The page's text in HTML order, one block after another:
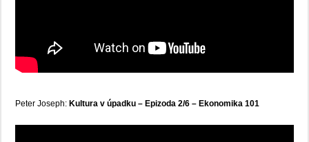
Peter Joseph: Kultura v úpadku – Epizoda 2/6 – Ekonomika 101